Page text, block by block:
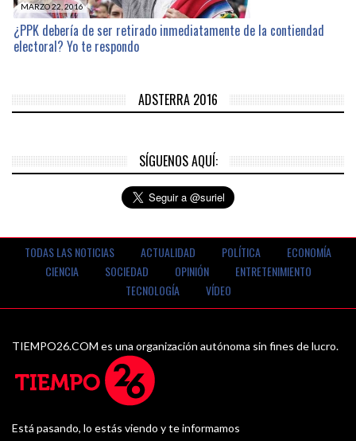
MARZO 22, 2016
¿PPK debería de ser retirado inmediatamente de la contiendad
electoral? Yo te respondo
ADSTERRA 2016
SÍGUENOS AQUÍ:
TODAS LAS NOTICIAS ACTUALIDAD POLÍTICA
ECONOMÍA
CIENCIA
SOCIEDAD OPINIÓN
ENTRETENIMIENTO
TECNOLOGÍA
VÍDEO
TIEMPO26.COM es una organización autónoma sin fines de lucro.
Está pasando, lo estás viendo y te informamos